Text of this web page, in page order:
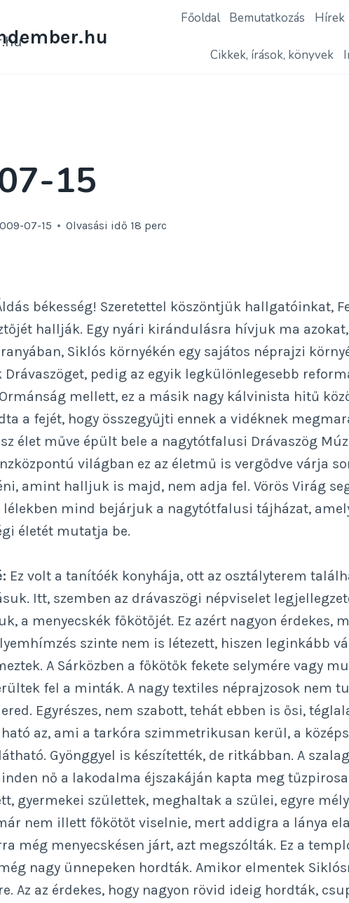
Főoldal Bemutatkozás Hírek
Cikkek, írások, könyvek
15
07-15 Olvasási idő 18 perc
békesség! Szeretettel köszöntjük hallgatóinkat,
hallják. Egy nyári kirándulásra hívjuk ma
Siklós környékén egy sajátos néprajzi
Drávaszöget, pedig az egyik legkülönlegesebb
mellett, ez a másik nagy kálvinista hitű
a fejét, hogy összegyűjti ennek a vidéknek
élet műve épült bele a nagytótfalusi Drávaszög
világban ez az életmű is vergődve várja
amint halljuk is majd, nem adja fel. Vörös Virág
lélekben mind bejárjuk a nagytótfalusi tájházat,
életét mutatja be.
Ez volt a tanítóék konyhája, ott az osztályterem
Itt, szemben az drávaszögi népviselet
a menyecskék főkötőjét. Ez azért nagyon érdekes,
szinte nem is létezett, hiszen leginkább
A Sárközben a főkötők fekete selymére vagy
fel a minták. A nagy textiles néprajzosok nem
Egyrészes, nem szabott, tehát ebben is ősi,
az, ami a tarkóra szimmetrikusan kerül, a
Gyönggyel is készítették, de ritkábban. A
nő a lakodalma éjszakáján kapta meg
gyermekei születtek, meghaltak a szülei, egyre
nem illett főkötőt viselnie, mert addigra a lánya
még menyecskésen járt, azt megszólták. Ez a
nagy ünnepeken hordták. Amikor elmentek
Az az érdekes, hogy nagyon rövid ideig hordták,